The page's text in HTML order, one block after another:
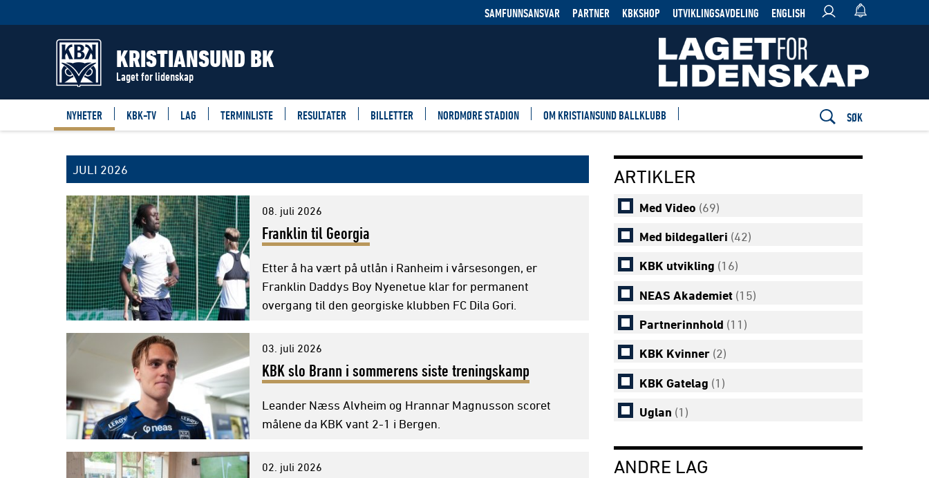
SAMFUNNSANSVAR PARTNER KBKSHOP UTVIKLINGSAVDELING ENGLISH
KRISTIANSUND BK
Laget for lidenskap
NYHETER KBK-TV LAG TERMINLISTE RESULTATER BILLETTER NORDMØRE STADION OM KRISTIANSUND BALLKLUBB SØK
JULI 2026
08. juli 2026
Franklin til Georgia
Etter å ha vært på utlån i Ranheim i vårsesongen, er
Franklin Daddys Boy Nyenetue klar for permanent
overgang til den georgiske klubben FC Dila Gori.
03. juli 2026
KBK slo Brann i sommerens siste treningskamp
Leander Næss Alvheim og Hrannar Magnusson scoret
målene da KBK vant 2-1 i Bergen.
02. juli 2026
ARTIKLER
Med Video (69)
Med bildegalleri (42)
KBK utvikling (16)
NEAS Akademiet (15)
Partnerinnhold (11)
KBK Kvinner (2)
KBK Gatelag (1)
Uglan (1)
ANDRE LAG